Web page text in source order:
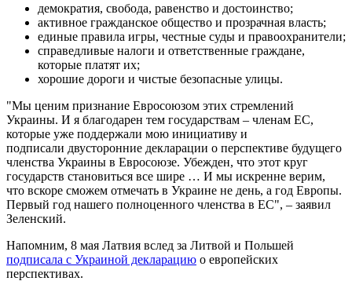
демократия, свобода, равенство и достоинство;
активное гражданское общество и прозрачная власть;
единые правила игры, честные суды и правоохранители;
справедливые налоги и ответственные граждане,
которые платят их;
хорошие дороги и чистые безопасные улицы.
"Мы ценим признание Евросоюзом этих стремлений
Украины. И я благодарен тем государствам – членам ЕС,
которые уже поддержали мою инициативу и
подписали двусторонние декларации о перспективе будущего
членства Украины в Евросоюзе. Убежден, что этот круг
государств становиться все шире … И мы искренне верим,
что вскоре сможем отмечать в Украине не день, а год Европы.
Первый год нашего полноценного членства в ЕС", – заявил
Зеленский.
Напомним, 8 мая Латвия вслед за Литвой и Польшей
подписала с Украиной декларацию о европейских
перспективах.